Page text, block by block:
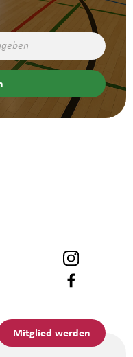
Mitglied werden